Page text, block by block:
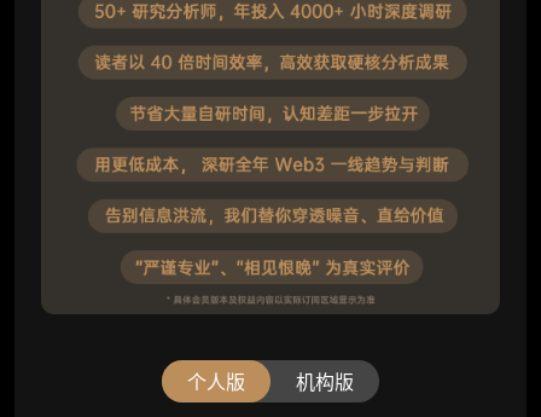
个人版 机构版